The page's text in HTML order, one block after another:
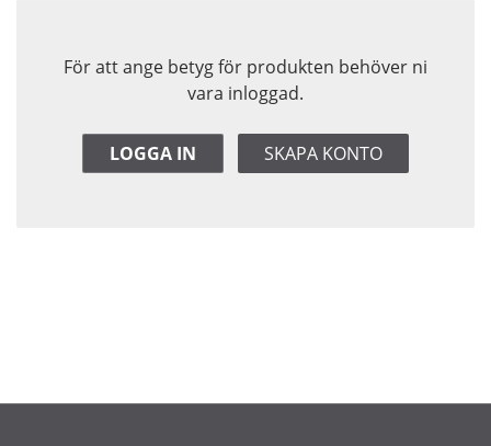
För att ange betyg för produkten behöver ni
vara inloggad.
LOGGA IN SKAPA KONTO